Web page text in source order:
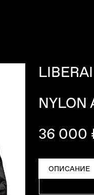
NYLON
36 000
ОПИСАНИЕ